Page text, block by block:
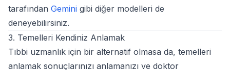
tarafından Gemini gibi diğer modelleri de
deneyebilirsiniz.
3. Temelleri Kendiniz Anlamak
Tıbbi uzmanlık için bir alternatif olmasa da, temelleri
anlamak sonuçlarınızı anlamanızı ve doktor